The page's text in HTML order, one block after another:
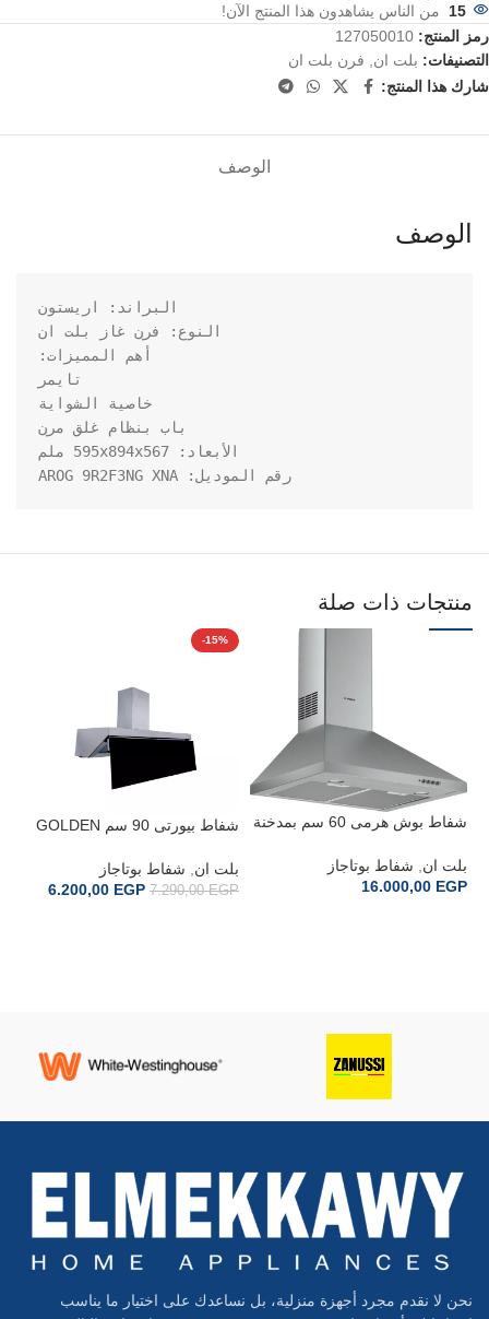
15
من الناس يشاهدون هذا المنتج الآن!
رمز المنتج: 127050010
التصنيفات: بلت ان
فرن بلت ان
شارك هذا المنتج:
الوصف
الوصف
البراند: اريستون
النوع: فرن غاز بلت ان
باب بنظام غلق مرن
رقم الموديل: AROG 9R2F3NG XNA
منتجات ذات صلة
شفاط بوش هرمى 60 سم بمدخنة
بلت ان
شفاط بوتاجاز
16.000,00 EGP
-15%
شفاط بيورتى 90 سم GOLDEN
بلت ان
شفاط بوتاجاز
7.290,00EGP
6.200,00 EGP
نحن لا نقدم مجرد أجهزة منزلية، بل نساعدك على اختيار ما يناسب